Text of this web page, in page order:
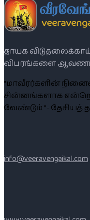
தாயக
விபரங்களை
“மாவீரர்களின்
சின்னங்களாக
வேண்டும் ”-
info@veeravengaikal.com